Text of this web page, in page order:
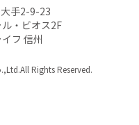
手2-9-23
・ビオス2F
フ 信州
Rights Reserved.